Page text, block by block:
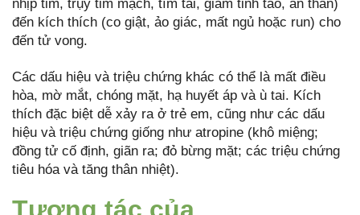
nhịp tim, trụy tim mạch, tím tái, giảm tỉnh táo, an thần)
đến kích thích (co giật, ảo giác, mất ngủ hoặc run) cho
đến tử vong.
Các dấu hiệu và triệu chứng khác có thể là mất điều
hòa, mờ mắt, chóng mặt, hạ huyết áp và ù tai. Kích
thích đặc biệt dễ xảy ra ở trẻ em, cũng như các dấu
hiệu và triệu chứng giống như atropine (khô miệng;
đồng tử cố định, giãn ra; đỏ bừng mặt; các triệu chứng
tiêu hóa và tăng thân nhiệt).